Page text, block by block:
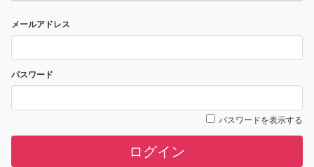
メールアドレス
パスワード
パスワードを表示する
ログイン